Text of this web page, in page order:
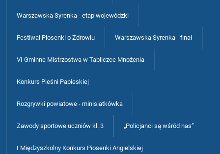
Warszawska Syrenka - etap wojewódzki
Festiwal Piosenki o Zdrowiu Warszawska Syrenka - finał
VI Gminne Mistrzostwa w Tabliczce Mnożenia
Konkurs Pieśni Papieskiej
Rozgrywki powiatowe - minisiatkówka
Zawody sportowe uczniów kl. 3 „Policjanci są wśród nas”
I Międzyszkolny Konkurs Piosenki Angielskiej